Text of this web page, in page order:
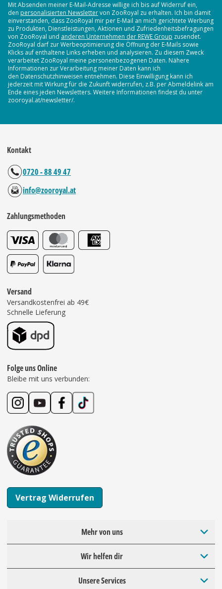
Mit Absenden meiner E-Mail-Adresse willige ich bis auf Widerruf ein,
den personalisierten Newslettervon ZooRoyal zu erhalten. Ich bin damit
einverstanden, dass ZooRoyal mir per E-Mail an mich gerichtete Werbung
zu Produkten, Dienstleistungen, Aktionen und Zufriedenheitsbefragungen
von ZooRoyal und anderen Unternehmen der REWE Group zusendet.
ZooRoyal darf zur Werbeoptimierung die Öffnung der E-Mails sowie
Klicks auf enthaltene Links erheben und analysieren. Zu diesem Zweck
verarbeitet ZooRoyal meine personenbezogenen Daten. Nähere
Informationen zur Verarbeitung meiner Daten kann ich
den Datenschutzhinweisen entnehmen. Diese Einwilligung kann ich
jederzeit mit Wirkung für die Zukunft widerrufen, z.B. per Abmeldelink am
Ende eines jeden Newsletters. Weitere Informationen findest du unter
zooroyal.at/newsletter/.
Kontakt
0720 - 88 49 47
info@zooroyal.at
Zahlungsmethoden
Versand
Versandkostenfrei ab 49€
Schnelle Lieferung
Folge uns Online
Bleibe mit uns verbunden:
Vertrag Widerrufen
Mehr von uns
Wir helfen dir
Unsere Services